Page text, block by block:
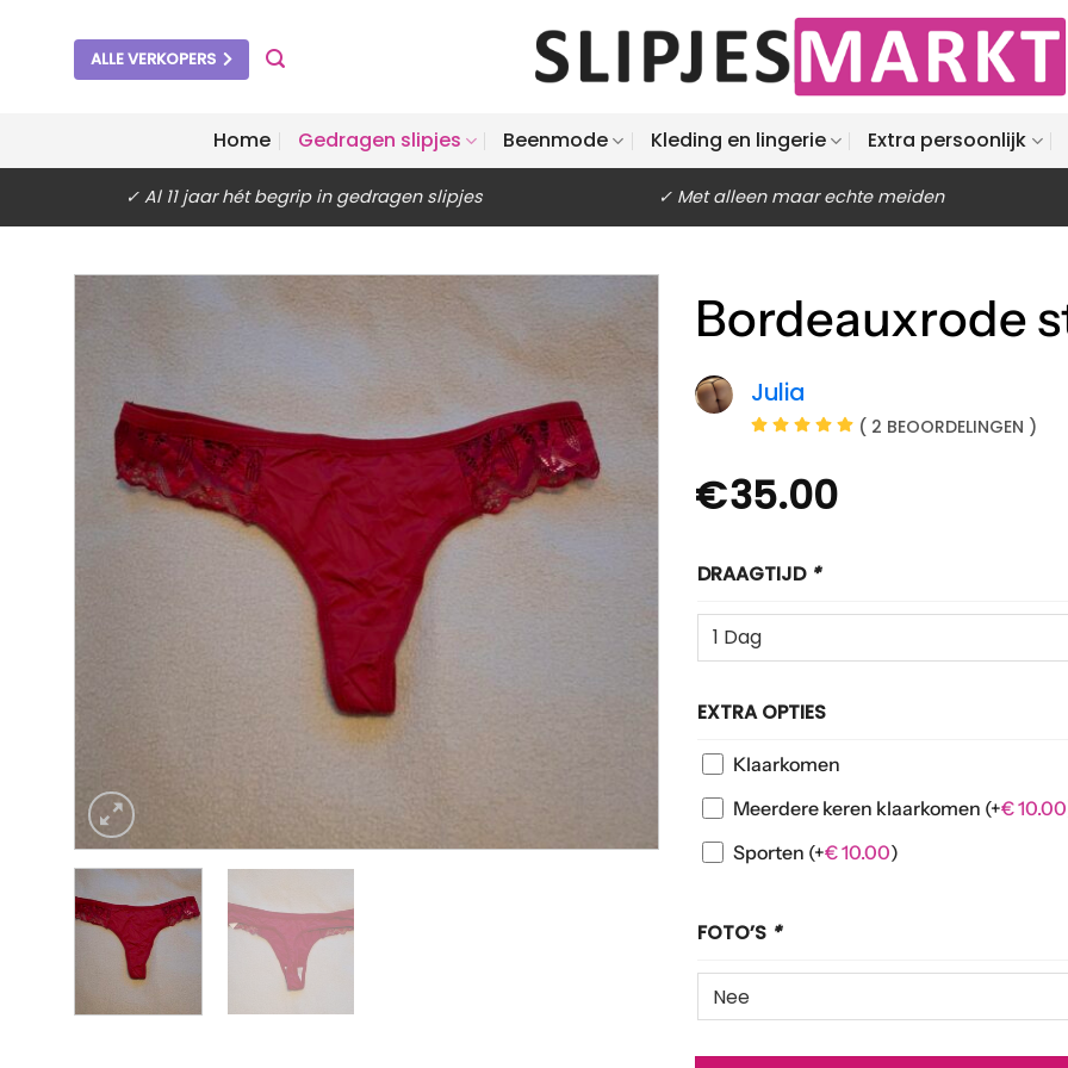
ALLE VERKOPERS
Home Gedragen slipjes Beenmode Kleding en lingerie Extra persoonlijk
✓ Al 11 jaar hét begrip in gedragen slipjes ✓ Met alleen maar echte meiden
Bordeauxrode
Julia
( 2 BEOORDELINGEN )
€35.00
DRAAGTIJD *
EXTRA OPTIES
Klaarkomen
Meerdere keren klaarkomen (+€10.00
Sporten (+€10.00)
FOTO’S *